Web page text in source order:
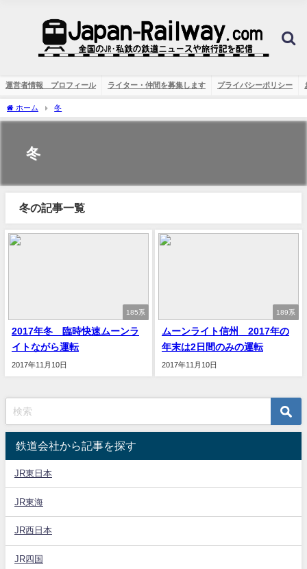
運営者情報 プロフィール ライター・仲間を募集します プライバシーポリシー
ホーム 冬
冬
冬の記事一覧
185系
2017年冬 臨時快速ムーンラ
イトながら運転
2017年11月10日
189系
ムーンライト信州 2017年の
年末は2日間のみの運転
2017年11月10日
鉄道会社から記事を探す
JR東日本
JR東海
JR西日本
JR四国